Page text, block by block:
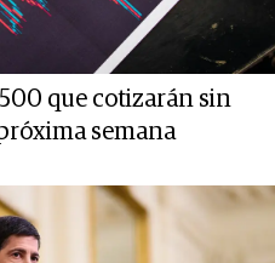
500 que cotizarán sin
semana